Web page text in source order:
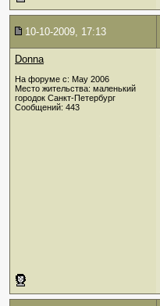
10-10-2009, 17:13
Donna
На форуме с: May 2006
Место жительства: маленький
городок Санкт-Петербург
Сообщений: 443